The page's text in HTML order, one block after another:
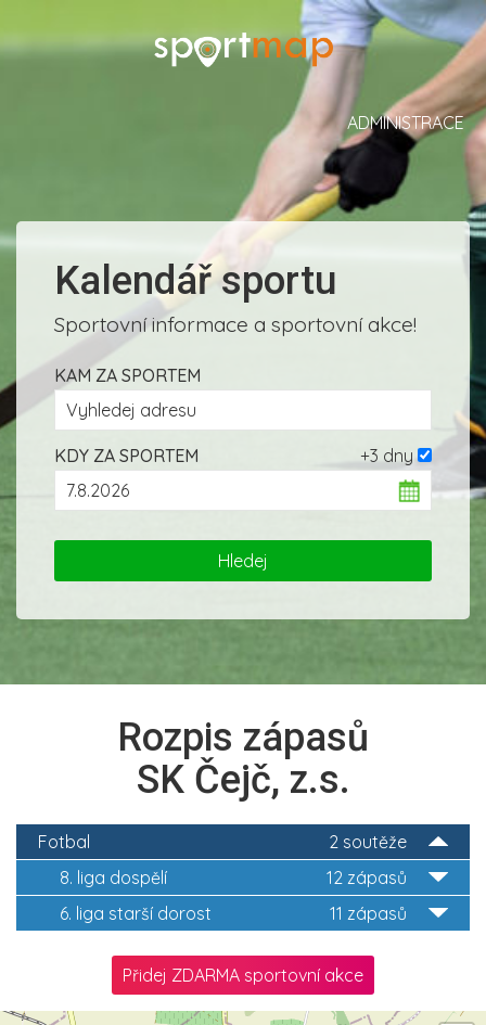
ADMINISTRACE
Kalendář sportu
Sportovní informace a sportovní akce!
KAM ZA SPORTEM
+3 dny
KDY ZA SPORTEM
Rozpis zápasů
SK Čejč, z.s.
2 soutěže
Fotbal
12 zápasů
8. liga dospělí
11 zápasů
6. liga starší dorost
Přidej ZDARMA sportovní akce